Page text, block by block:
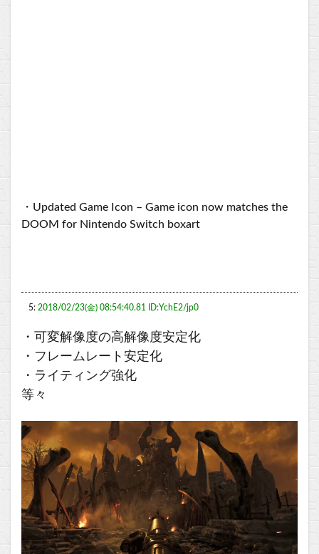
・Updated Game Icon – Game icon now matches the
DOOM for Nintendo Switch boxart
5: 2018/02/23(金) 08:54:40.81 ID:YchE2/jp0
・可変解像度の高解像度安定化
・フレームレート安定化
・ライティング強化
等々